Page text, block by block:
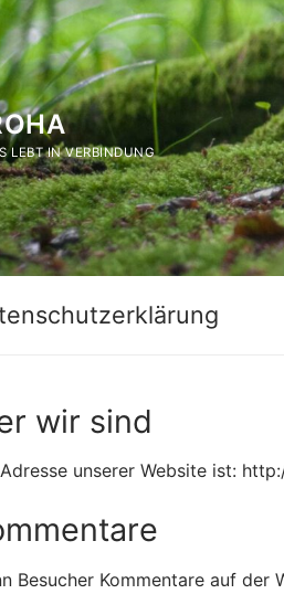
LEBT IN VERBINDUNG
wir sind
unserer Website ist:
Besucher Kommentare auf